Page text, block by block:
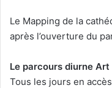
Le Mapping de la
après l’ouverture du
Le parcours diurne Art
Tous les jours en